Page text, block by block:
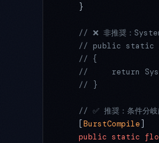
    }
// ❌ 非推奨：
// public static
    // {
//     return
    // }
// ✅ 推奨：条件分
    [
BurstCompile ]
    public
static